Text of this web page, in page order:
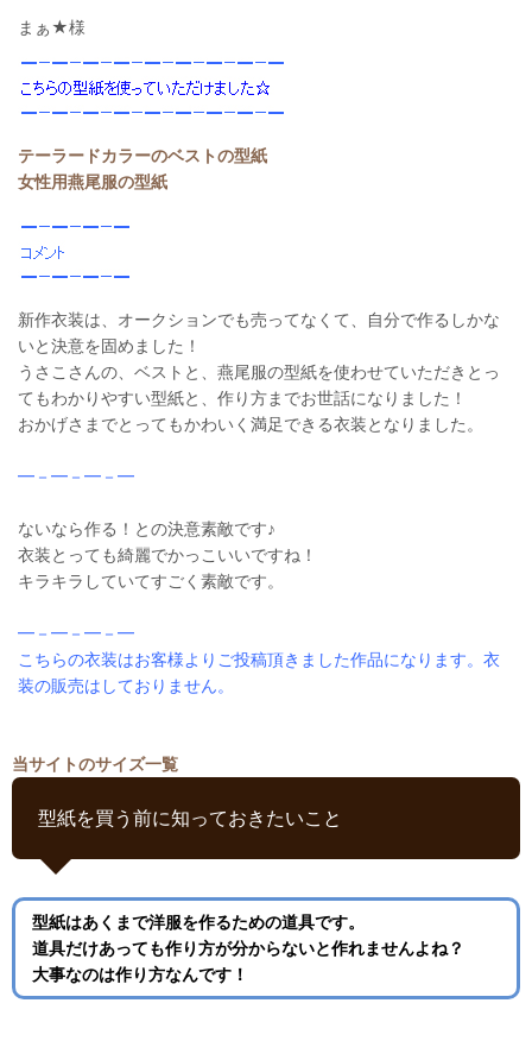
まぁ★様
テーラードカラーのベストの型紙
女性用燕尾服の型紙
新作衣装は、オークションでも売ってなくて、自分で作るしかな
いと決意を固めました！
うさこさんの、ベストと、燕尾服の型紙を使わせていただきとっ
てもわかりやすい型紙と、作り方までお世話になりました！
おかげさまでとってもかわいく満足できる衣装となりました。
━－━－━－━
ないなら作る！との決意素敵です♪
衣装とっても綺麗でかっこいいですね！
キラキラしていてすごく素敵です。
━－━－━－━
こちらの衣装はお客様よりご投稿頂きました作品になります。衣
装の販売はしておりません。
当サイトのサイズ一覧
型紙を買う前に知っておきたいこと
型紙はあくまで洋服を作るための道具です。
道具だけあっても作り方が分からないと作れませんよね？
大事なのは作り方なんです！